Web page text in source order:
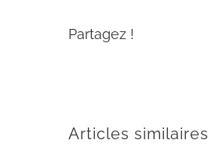
Partagez !
Articles similaires